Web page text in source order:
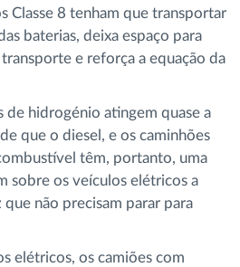
Classe 8 tenham que transportar
baterias, deixa espaço para
e reforça a equação da
de hidrogénio atingem quase a
que o diesel, e os caminhões
têm, portanto, uma
sobre os veículos elétricos a
que não precisam parar para
elétricos, os camiões com